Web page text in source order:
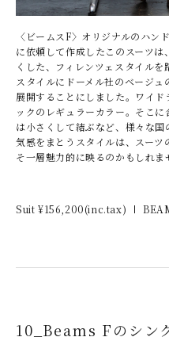
〈ビームスF〉オリジナルのハン
に依頼して作成したこのスーツ
くした、フィレンツェスタイル
スタイルにドーメル社のベージ
展開することにしました。ワイ
ックのレギュラーカラー。そこ
は小さくして結ぶなど、様々な
気感をまとうスタイルは、スー
そ一層魅力的に映るのかもしれま
Suit ¥156,200(inc.tax)
10_Beams Fのシン